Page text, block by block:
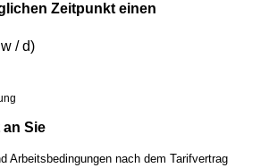
Zeitpunkt einen
/ d)
Sie
Arbeitsbedingungen nach dem Tarifvertrag